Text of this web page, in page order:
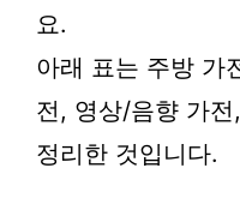
요.
아래 표는 주방 가
전, 영상/음향 가
정리한 것입니다.